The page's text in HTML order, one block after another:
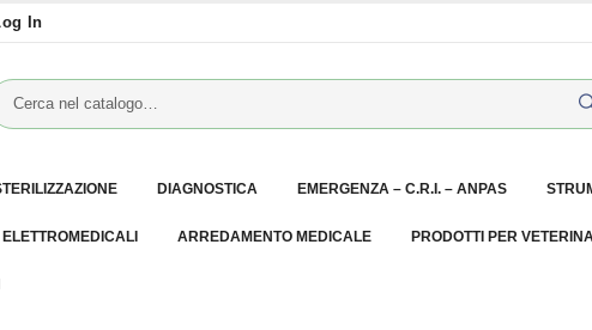
In
DIAGNOSTICA EMERGENZA – C.R.I. – ANPAS
ARREDAMENTO MEDICALE PRODOTTI PER